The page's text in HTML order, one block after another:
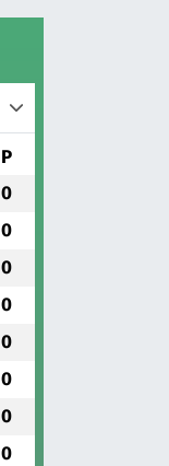
P
0
0
0
0
0
0
0
0